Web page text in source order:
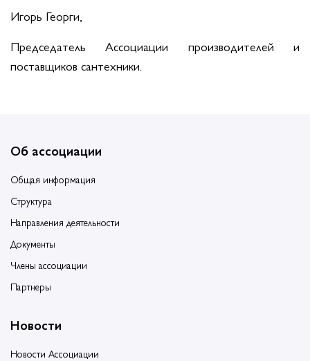
Игорь Георги,
Председатель Ассоциации производителей и
поставщиков сантехники.
Об ассоциации
Общая информация
Структура
Направления деятельности
Документы
Члены ассоциации
Партнеры
Новости
Новости Ассоциации